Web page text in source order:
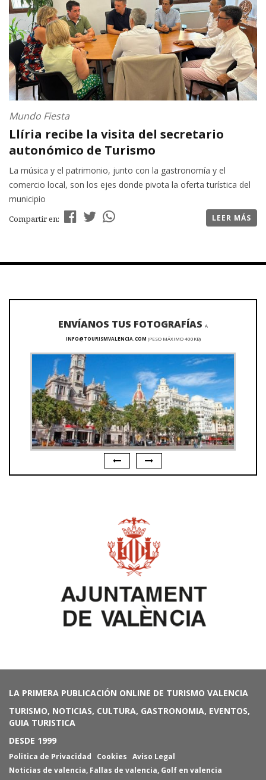
Mundo Fiesta
Llíria recibe la visita del secretario
autonómico de Turismo
La música y el patrimonio, junto con la gastronomía y el
comercio local, son los ejes donde pivota la oferta turística del
municipio
Compartir en: LEER MÁS
ENVÍANOS TUS FOTOGRAFÍAS A
INFO@TOURISMVALENCIA.COM (PESO MÁXIMO 400KB)
LA PRIMERA PUBLICACIÓN ONLINE DE TURISMO VALENCIA
TURISMO, NOTICIAS, CULTURA, GASTRONOMIA, EVENTOS,
GUIA TURISTICA
DESDE 1999
Politica de Privacidad Cookies Aviso Legal
Noticias de valencia, Fallas de valencia, Golf en valencia